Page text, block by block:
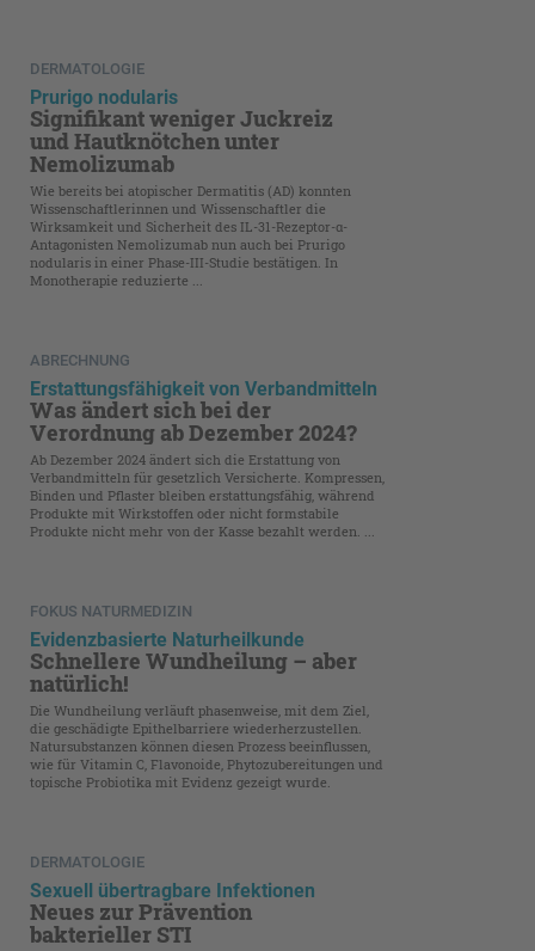
DERMATOLOGIE
Prurigo nodularis
Signifikant weniger Juckreiz
und Hautknötchen unter
Nemolizumab
Wie bereits bei atopischer Dermatitis (AD) konnten
Wissenschaftlerinnen und Wissenschaftler die
Wirksamkeit und Sicherheit des IL-31-Rezeptor-α-
Antagonisten Nemolizumab nun auch bei Prurigo
nodularis in einer Phase-III-Studie bestätigen. In
Monotherapie reduzierte ...
ABRECHNUNG
Erstattungsfähigkeit von Verbandmitteln
Was ändert sich bei der
Verordnung ab Dezember 2024?
Ab Dezember 2024 ändert sich die Erstattung von
Verbandmitteln für gesetzlich Versicherte. Kompressen,
Binden und Pflaster bleiben erstattungsfähig, während
Produkte mit Wirkstoffen oder nicht formstabile
Produkte nicht mehr von der Kasse bezahlt werden. ...
FOKUS NATURMEDIZIN
Evidenzbasierte Naturheilkunde
Schnellere Wundheilung – aber
natürlich!
Die Wundheilung verläuft phasenweise, mit dem Ziel,
die geschädigte Epithelbarriere wiederherzustellen.
Natursubstanzen können diesen Prozess beeinflussen,
wie für Vitamin C, Flavonoide, Phytozubereitungen und
topische Probiotika mit Evidenz gezeigt wurde.
DERMATOLOGIE
Sexuell übertragbare Infektionen
Neues zur Prävention
bakterieller STI